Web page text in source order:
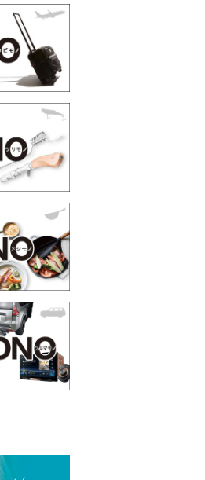
【編集部員が選んだ「指名買
らイチオシアイテムをピック
トピックス